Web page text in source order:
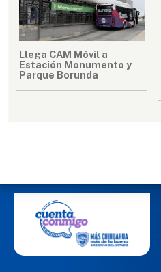
Llega CAM Móvil a
Estación Monumento y
Parque Borunda